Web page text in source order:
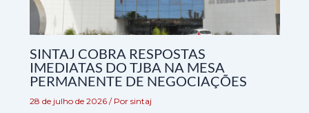
SINTAJ COBRA RESPOSTAS
IMEDIATAS DO TJBA NA MESA
PERMANENTE DE NEGOCIAÇÕES
28 de julho de 2026 / Por sintaj